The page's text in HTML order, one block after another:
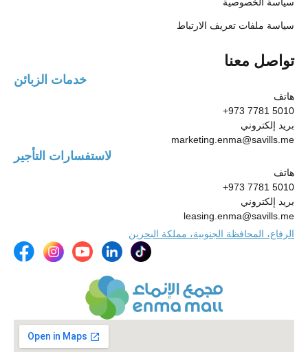
سياسة ملفات تعريف الارتباط
تواصل معنا
خدمات الزبائن
هاتف
+973 7781 5010
بريد إلكتروني
marketing.enma@savills.me
لاستفسارات التأجير
هاتف
+973 7781 5010
بريد إلكتروني
leasing.enma@savills.me
الرفاع، المحافظة الجنوبية، مملكة البحرين